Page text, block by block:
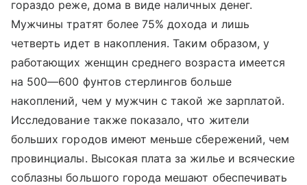
гораздо реже, дома в виде наличных денег.
Мужчины тратят более 75% дохода и лишь
четверть идет в накопления. Таким образом, у
работающих женщин среднего возраста имеется
на 500—600 фунтов стерлингов больше
накоплений, чем у мужчин с такой же зарплатой.
Исследование также показало, что жители
больших городов имеют меньше сбережений, чем
провинциалы. Высокая плата за жилье и всяческие
соблазны большого города мешают обеспечивать